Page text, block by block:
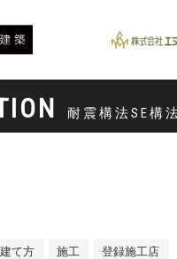
耐震構法SE構
建て方 施工 登録施工店